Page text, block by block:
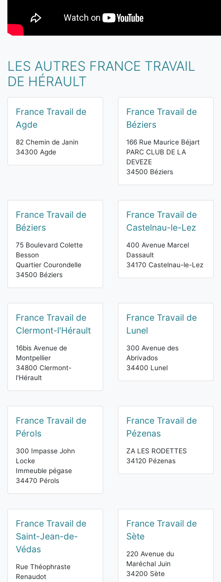
LES AUTRES FRANCE TRAVAIL
DE HÉRAULT
France Travail de
Agde
82 Chemin de Janin
34300 Agde
France Travail de
Béziers
166 Rue Maurice Béjart
PARC CLUB DE LA
DEVEZE
34500 Béziers
France Travail de
Béziers
75 Boulevard Colette
Besson
Quartier Courondelle
34500 Béziers
France Travail de
Castelnau-le-Lez
400 Avenue Marcel
Dassault
34170 Castelnau-le-Lez
France Travail de
Clermont-l'Hérault
16bis Avenue de
Montpellier
34800 Clermont-
l'Hérault
France Travail de
Lunel
300 Avenue des
Abrivados
34400 Lunel
France Travail de
Pérols
300 Impasse John
Locke
Immeuble pégase
34470 Pérols
France Travail de
Pézenas
ZA LES RODETTES
34120 Pézenas
France Travail de
Saint-Jean-de-
Védas
Rue Théophraste
Renaudot
France Travail de
Sète
220 Avenue du
Maréchal Juin
34200 Sète